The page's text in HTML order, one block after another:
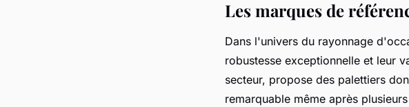
Les marques de
Dans l'univers du rayonnage
robustesse exceptionnelle et leur
secteur, propose des palettiers
remarquable même après